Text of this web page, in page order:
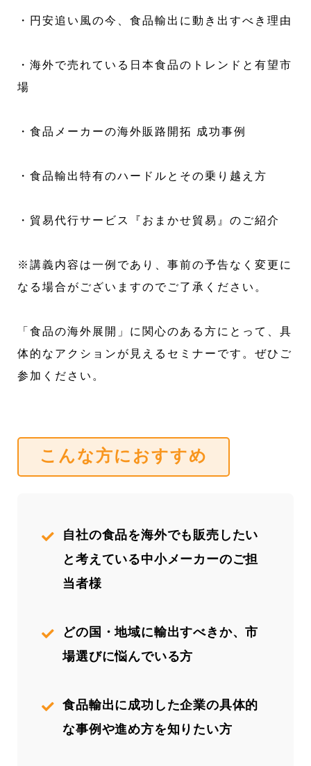
・円安追い風の今、食品輸出に動き出すべき理由
・海外で売れている日本食品のトレンドと有望市
場
・食品メーカーの海外販路開拓 成功事例
・食品輸出特有のハードルとその乗り越え方
・貿易代行サービス『おまかせ貿易』のご紹介
※講義内容は一例であり、事前の予告なく変更に
なる場合がございますのでご了承ください。
「食品の海外展開」に関心のある方にとって、具
体的なアクションが見えるセミナーです。ぜひご
参加ください。
こんな方におすすめ
自社の食品を海外でも販売したい
と考えている中小メーカーのご担
当者様
どの国・地域に輸出すべきか、市
場選びに悩んでいる方
食品輸出に成功した企業の具体的
な事例や進め方を知りたい方